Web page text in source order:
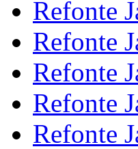
Refonte
Refonte
Refonte
Refonte
Refonte